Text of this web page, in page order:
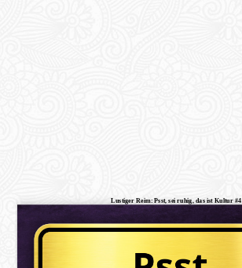
Lustiger Reim: Psst, sei ruhig, das ist Kultur #4